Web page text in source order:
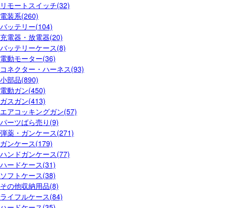
リモートスイッチ(32)
電装系(260)
バッテリー(104)
充電器・放電器(20)
バッテリーケース(8)
電動モーター(36)
コネクター・ハーネス(93)
小部品(890)
電動ガン(450)
ガスガン(413)
エアコッキングガン(57)
パーツばら売り(9)
弾薬・ガンケース(271)
ガンケース(179)
ハンドガンケース(77)
ハードケース(31)
ソフトケース(38)
その他収納用品(8)
ライフルケース(84)